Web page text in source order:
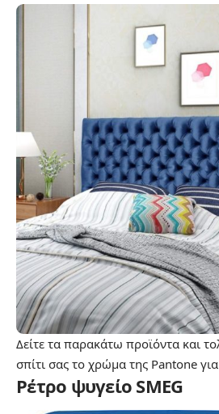
Δείτε τα παρακάτω προϊόντα και
σπίτι σας το χρώμα της Pantone
Ρέτρο ψυγείο SMEG